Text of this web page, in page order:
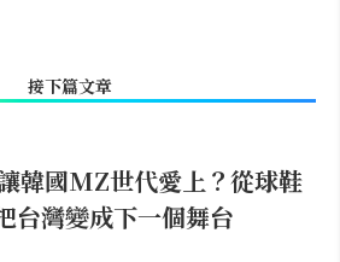
接下篇文章
韓國MZ世代愛上？從球鞋
台灣變成下一個舞台